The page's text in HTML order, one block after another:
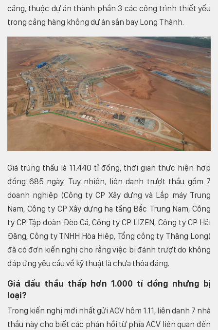
cảng, thuộc dự án thành phần 3 các công trình thiết yếu
trong cảng hàng không dự án sân bay Long Thành.
Giá trúng thầu là 11.440 tỉ đồng, thời gian thực hiện hợp
đồng 685 ngày. Tuy nhiên, liên danh trượt thầu gồm 7
doanh nghiệp (Công ty CP Xây dựng và Lắp máy Trung
Nam, Công ty CP Xây dựng hạ tầng Bắc Trung Nam, Công
ty CP Tập đoàn Đèo Cả, Công ty CP LIZEN, Công ty CP Hải
Đăng, Công ty TNHH Hòa Hiệp, Tổng công ty Thăng Long)
đã có đơn kiến nghị cho rằng việc bị đánh trượt do không
đáp ứng yêu cầu về kỹ thuật là chưa thỏa đáng.
Giá đấu thầu thấp hơn 1.000 tỉ đồng nhưng bị
loại?
Trong kiến nghị mới nhất gửi ACV hôm 1.11, liên danh 7 nhà
thầu này cho biết các phản hồi từ phía ACV liên quan đến